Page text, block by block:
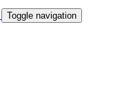
Toggle navigation